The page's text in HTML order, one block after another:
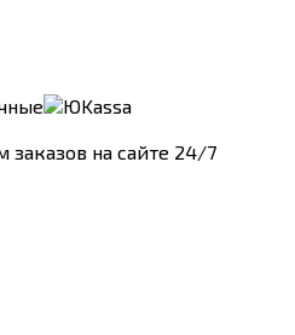
на сайте 24/7